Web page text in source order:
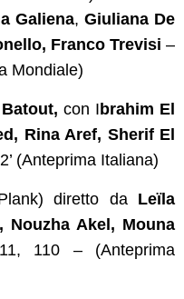
Galiena, Giuliana De
Franco Trevisi –
Mondiale)
con Ibrahim El
Rina Aref, Sherif El
(Anteprima Italiana)
diretto da Leïla
Nouzha Akel, Mouna
110 – (Anteprima